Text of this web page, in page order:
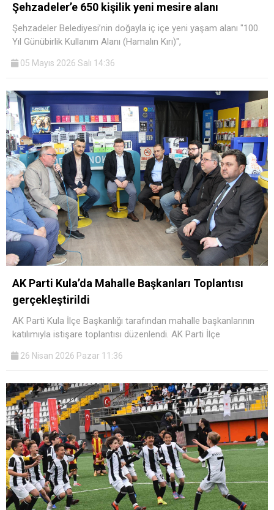
Şehzadeler’e 650 kişilik yeni mesire alanı
Şehzadeler Belediyesi’nin doğayla iç içe yeni yaşam alanı "100.
Yıl Günübirlik Kullanım Alanı (Hamalın Kırı)",
05 Mayıs 2026 Salı 14:36
AK Parti Kula’da Mahalle Başkanları Toplantısı
gerçekleştirildi
AK Parti Kula İlçe Başkanlığı tarafından mahalle başkanlarının
katılımıyla istişare toplantısı düzenlendi. AK Parti İlçe
26 Nisan 2026 Pazar 11:36